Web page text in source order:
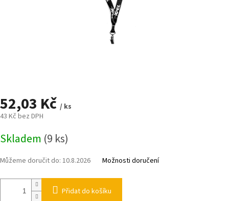
52,03 Kč / ks
43 Kč bez DPH
cena:
Skladem (9 ks)
Můžeme doručit do: 10.8.2026 Možnosti doručení
Přidat do košíku